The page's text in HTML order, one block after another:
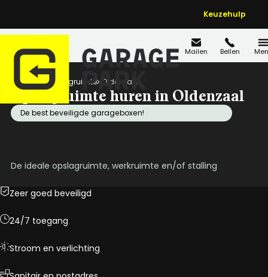
Keuzehulp
Mailen Bellen
Home Opslagruimte Oldenzaal
Opslagruimte huren in Oldenzaal
De best beveiligde garageboxen!
De ideale opslagruimte, werkruimte en/of stalling
Zeer goed beveiligd
24/7 toegang
Stroom en verlichting